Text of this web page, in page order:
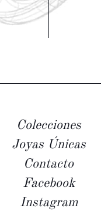
Colecciones
Joyas Únicas
Contacto
Facebook
Instagram